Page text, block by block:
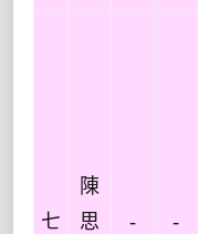
七
陳
思
- -